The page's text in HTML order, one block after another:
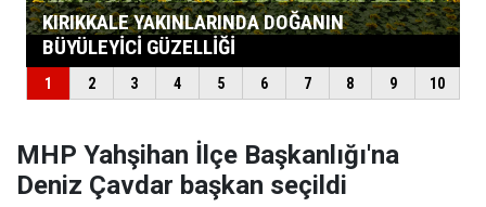
MHP Yahşihan İlçe Başkanlığı'na
Deniz Çavdar başkan seçildi